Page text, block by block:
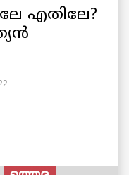
എതിലേ?